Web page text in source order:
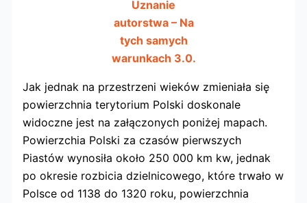
Uznanie
autorstwa – Na
tych samych
warunkach 3.0.
Jak jednak na przestrzeni wieków zmieniała się
powierzchnia terytorium Polski doskonale
widoczne jest na załączonych poniżej mapach.
Powierzchia Polski za czasów pierwszych
Piastów wynosiła około 250 000 km kw, jednak
po okresie rozbicia dzielnicowego, które trwało w
Polsce od 1138 do 1320 roku, powierzchnia